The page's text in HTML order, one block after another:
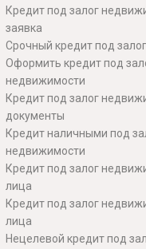
Кредит под залог
заявка
Срочный кредит под
Оформить кредит под
недвижимости
Кредит под залог
документы
Кредит наличными под
недвижимости
Кредит под залог
лица
Кредит под залог
лица
Нецелевой кредит под